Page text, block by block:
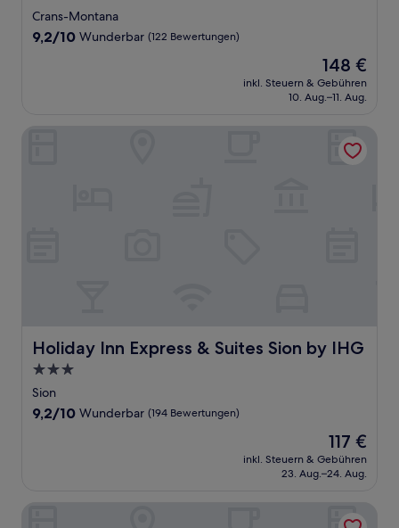
Sterne-
Unterkunft
Crans-Montana
9.2
9,2/10 Wunderbar (122 Bewertungen)
Der
Preis
beträgt
148 €
inkl. Steuern & Gebühren
10. Aug.–11. Aug.
Holiday Inn Express & Suites Sion by IHG
Holiday Inn Express & Suites Sion by IHG
3.0-
Sterne-
Unterkunft
Sion
9.2
9,2/10 Wunderbar (194 Bewertungen)
Der
Preis
beträgt
117 €
inkl. Steuern & Gebühren
23. Aug.–24. Aug.